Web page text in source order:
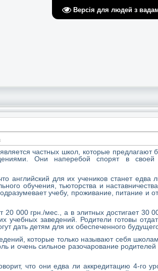
Версія для людей з
частных школ, которые предлагают
Они наперебой спорят в своей
английский для их учеников станет едва
обучения, тьюторства и
учебу, проживание, питание и
000 грн./мес., а в элитных достигает 30
учебных заведений. Родители готовы
дать детям для их обеспеченного
которые только называют себя
и очень сильное разочарование
что они едва ли аккредитацию 4-го